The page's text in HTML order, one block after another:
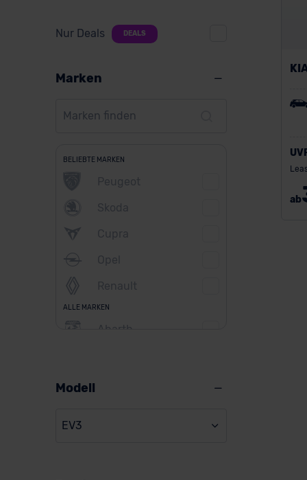
Nur Deals DEALS
Marken
BELIEBTE MARKEN
Peugeot
Skoda
Cupra
Opel
Renault
ALLE MARKEN
Abarth
Modell
EV3
ab